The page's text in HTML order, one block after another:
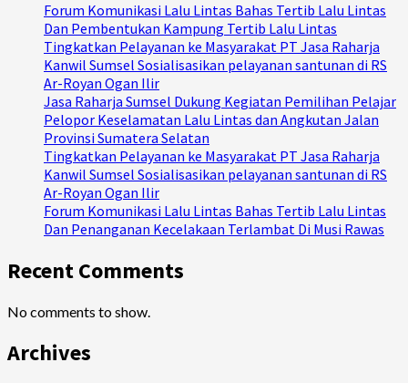
Forum Komunikasi Lalu Lintas Bahas Tertib Lalu Lintas
Dan Pembentukan Kampung Tertib Lalu Lintas
Tingkatkan Pelayanan ke Masyarakat PT Jasa Raharja
Kanwil Sumsel Sosialisasikan pelayanan santunan di RS
Ar-Royan Ogan Ilir
Jasa Raharja Sumsel Dukung Kegiatan Pemilihan Pelajar
Pelopor Keselamatan Lalu Lintas dan Angkutan Jalan
Provinsi Sumatera Selatan
Tingkatkan Pelayanan ke Masyarakat PT Jasa Raharja
Kanwil Sumsel Sosialisasikan pelayanan santunan di RS
Ar-Royan Ogan Ilir
Forum Komunikasi Lalu Lintas Bahas Tertib Lalu Lintas
Dan Penanganan Kecelakaan Terlambat Di Musi Rawas
Recent Comments
No comments to show.
Archives